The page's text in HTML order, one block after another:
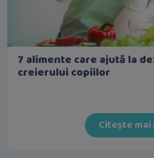
7 alimente care ajută la
creierului copiilor
Citește mai